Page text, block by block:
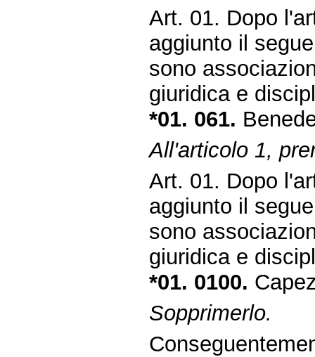
Art. 01. Dopo
aggiunto il
sono
giuridica e
*01. 061.
All'articolo 1,
Art. 01. Dopo
aggiunto il
sono
giuridica e
*01. 0100.
Sopprimerlo.